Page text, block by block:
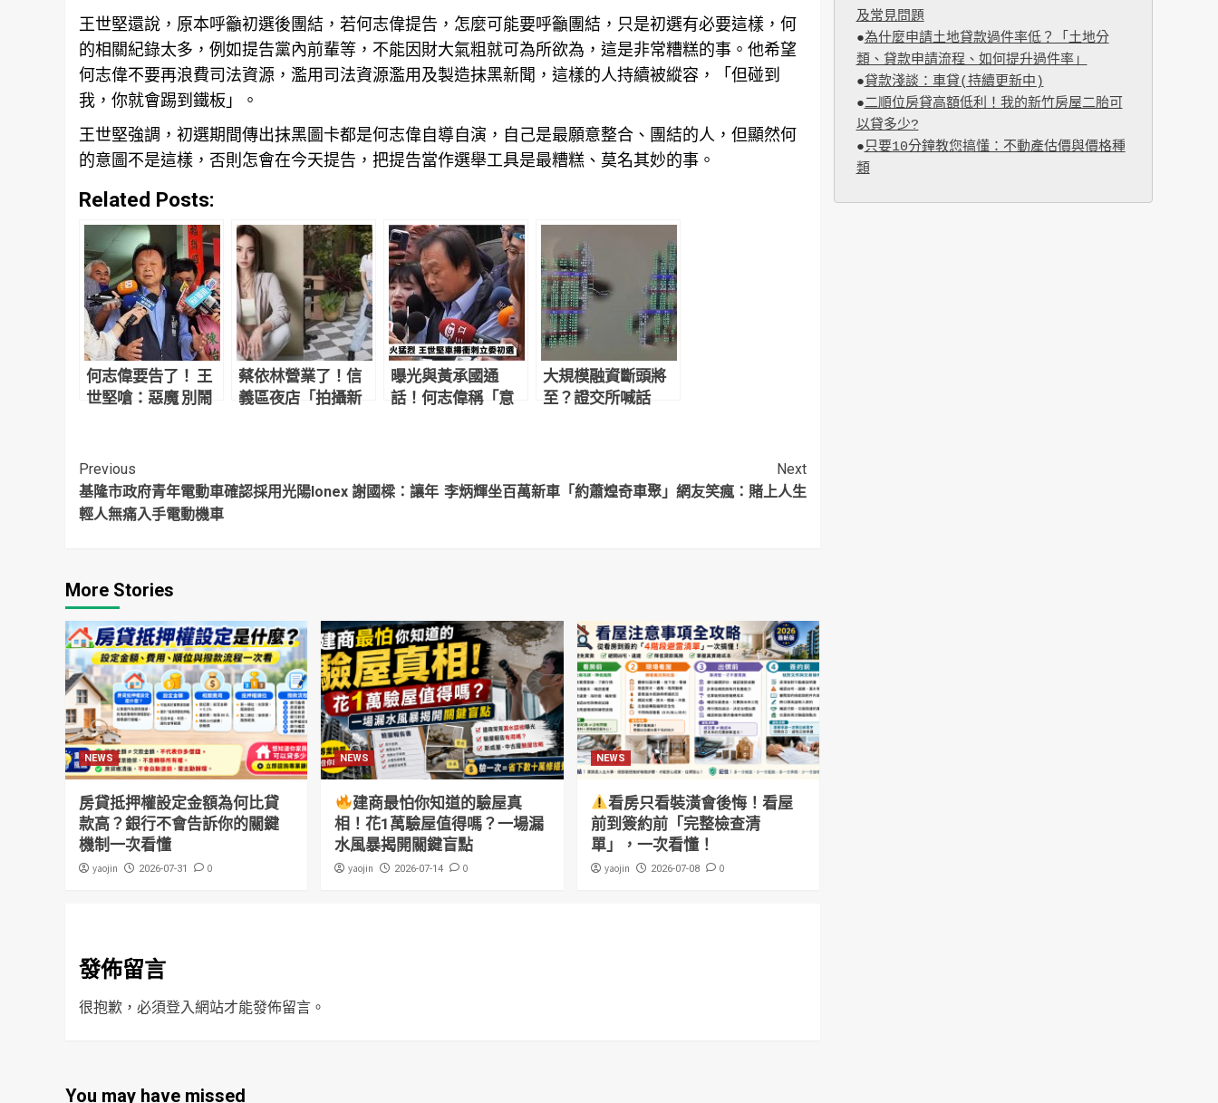
王世堅還說，原本呼籲初選後團結，若何志偉提告，怎麼可能要呼籲團結，只是初選有必要這樣，何
的相關紀錄太多，例如提告黨內前輩等，不能因財大氣粗就可為所欲為，這是非常糟糕的事。他希望
何志偉不要再浪費司法資源，濫用司法資源濫用及製造抹黑新聞，這樣的人持續被縱容，「但碰到
我，你就會踢到鐵板」。
王世堅強調，初選期間傳出抹黑圖卡都是何志偉自導自演，自己是最願意整合、團結的人，但顯然何
的意圖不是這樣，否則怎會在今天提告，把提告當作選舉工具是最糟糕、莫名其妙的事。
Related Posts:
何志偉要告了！ 王
世堅嗆：惡魔 別鬧
蔡依林營業了！信
義區夜店「拍攝新
曝光與黃承國通
話！何志偉稱「意
大規模融資斷頭將
至？證交所喊話
Continue
Reading
Previous
基隆市政府青年電動車確認採用光陽Ionex 謝國樑：讓年
輕人無痛入手電動機車
Next
李炳輝坐百萬新車「約蕭煌奇車聚」網友笑瘋：賭上人生
More Stories
NEWS
房貸抵押權設定金額為何比貸
款高？銀行不會告訴你的關鍵
機制一次看懂
yaojin 2026-07-31 0
NEWS
建商最怕你知道的驗屋真
相！花1萬驗屋值得嗎？一場漏
水風暴揭開關鍵盲點
yaojin 2026-07-14 0
NEWS
看房只看裝潢會後悔！看屋
前到簽約前「完整檢查清
單」，一次看懂！
yaojin 2026-07-08 0
發佈留言
很抱歉，必須登入 網站才能發佈留言。
及常見問題
●為什麼申請土地貸款過件率低？「土地分
類、貸款申請流程、如何提升過件率」
●貸款淺談：車貸(持續更新中)
●二順位房貸高額低利！我的新竹房屋二胎可
以貸多少?
●只要10分鐘教您搞懂：不動產估價與價格種
類
You may have missed